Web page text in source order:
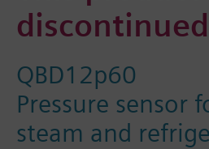
QBD12p60
Pressure sensor
steam and